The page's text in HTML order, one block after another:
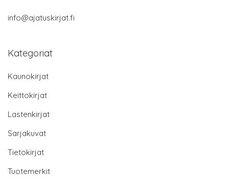
info@ajatuskirjat.fi
Kategoriat
Kaunokirjat
Keittokirjat
Lastenkirjat
Sarjakuvat
Tietokirjat
Tuotemerkit